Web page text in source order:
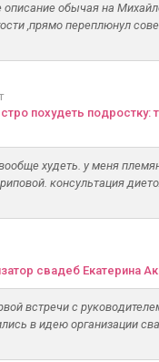
описание обычая на
,прямо переплюнул
похудеть подростку:
худеть. у меня
консультация
свадеб Екатерина
встречи с
в идею организации